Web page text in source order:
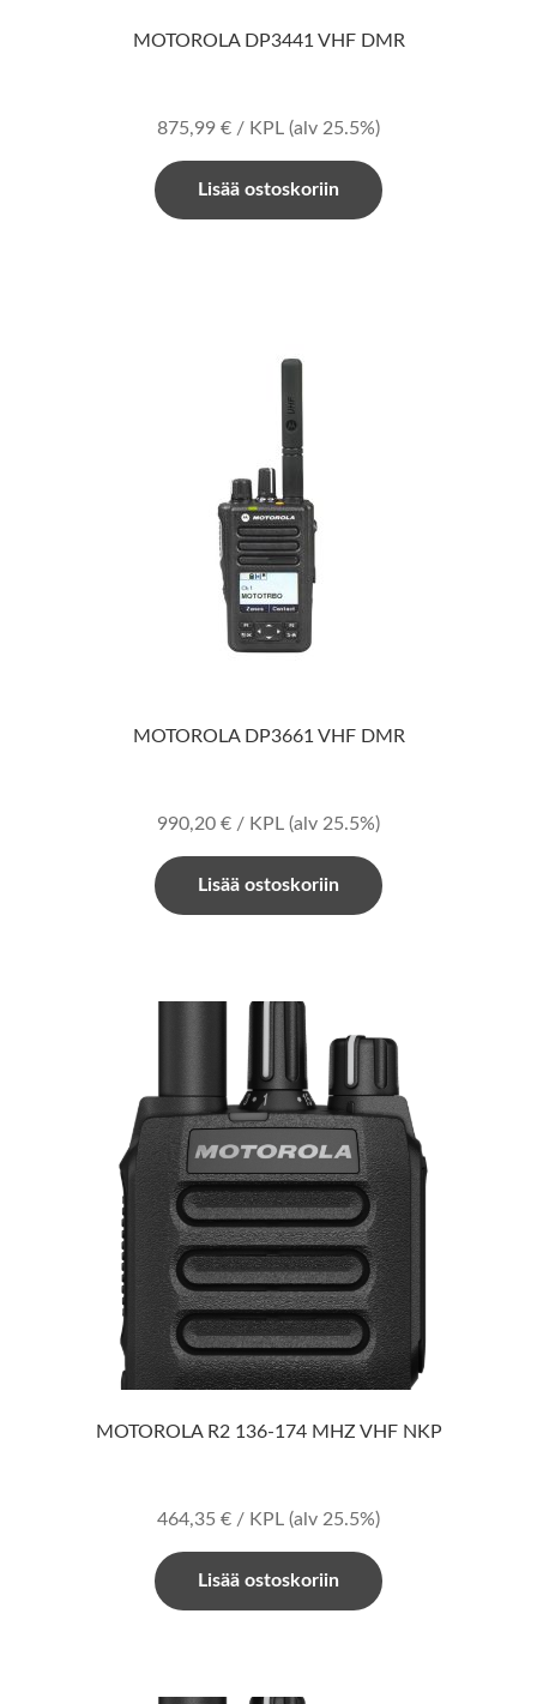
MOTOROLA DP3441 VHF DMR
875,99 € / KPL (alv 25.5%)
Lisää ostoskoriin
MOTOROLA DP3661 VHF DMR
990,20 € / KPL (alv 25.5%)
Lisää ostoskoriin
MOTOROLA R2 136-174 MHZ VHF NKP
464,35 € / KPL (alv 25.5%)
Lisää ostoskoriin